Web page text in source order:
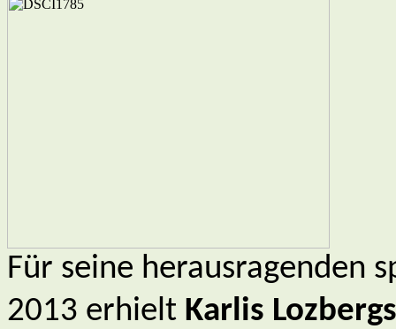
Für seine herausragenden
2013 erhielt Karlis